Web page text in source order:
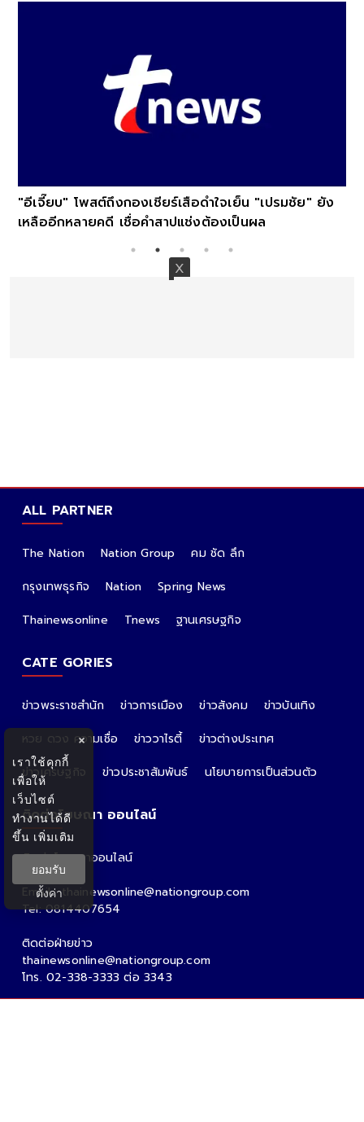
"อีเจี๊ยบ" โพสต์ถึงกองเชียร์เสือดำใจเย็น "เปรมชัย" ยัง
เหลืออีกหลายคดี เชื่อคำสาปแช่งต้องเป็นผล
ALL PARTNER
The Nation Nation Group
คม ชัด ลึก
กรุงเทพธุรกิจ
Nation
Spring News
Thainewsonline
Tnews ฐานเศรษฐกิจ
CATE GORIES
ข่าวพระราชสำนัก ข่าวการเมือง ข่าวสังคม
ข่าวบันเทิง
หวย ดวง ความเชื่อ
ข่าววาไรตี้
ข่าวต่างประเทศ
ข่าวเศรษฐกิจ
ข่าวประชาสัมพันธ์ นโยบายการเป็นส่วนตัว
ติดต่อโฆษณา ออนไลน์
ติดต่อโฆษณาออนไลน์
คุณอ้อ
Email : thainewsonline@nationgroup.com
Tel: 0814407654
ติดต่อฝ่ายข่าว
thainewsonline@nationgroup.com
โทร. 02-338-3333 ต่อ 3343
×
เราใช้คุกกี้
เพื่อให้
เว็บไซต์
ทำงานได้ดี
ขึ้น เพิ่มเติม
ยอมรับ
ตั้งค่า